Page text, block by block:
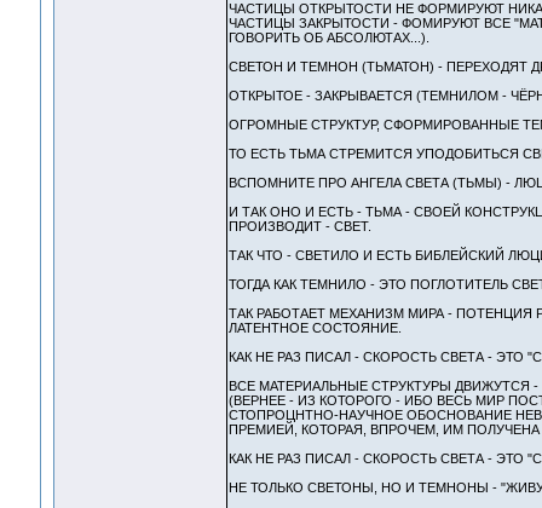
ЧАСТИЦЫ ОТКРЫТОСТИ НЕ ФОРМИРУЮТ
ЧАСТИЦЫ ЗАКРЫТОСТИ - ФОМИРУЮТ ВСЕ
ГОВОРИТЬ ОБ АБСОЛЮТАХ...).
СВЕТОН И ТЕМНОН (ТЬМАТОН) - ПЕРЕХОДЯТ
ОТКРЫТОЕ - ЗАКРЫВАЕТСЯ (ТЕМНИЛОМ -
ОГРОМНЫЕ СТРУКТУР, СФОРМИРОВАННЫЕ
ТО ЕСТЬ ТЬМА СТРЕМИТСЯ УПОДОБИТЬСЯ
ВСПОМНИТЕ ПРО АНГЕЛА СВЕТА (ТЬМЫ) -
И ТАК ОНО И ЕСТЬ - ТЬМА - СВОЕЙ
ПРОИЗВОДИТ - СВЕТ.
ТАК ЧТО - СВЕТИЛО И ЕСТЬ БИБЛЕЙСКИЙ
ТОГДА КАК ТЕМНИЛО - ЭТО ПОГЛОТИТЕЛЬ
ТАК РАБОТАЕТ МЕХАНИЗМ МИРА -
ЛАТЕНТНОЕ СОСТОЯНИЕ.
КАК НЕ РАЗ ПИСАЛ - СКОРОСТЬ СВЕТА - ЭТО
ВСЕ МАТЕРИАЛЬНЫЕ СТРУКТУРЫ ДВИЖУТСЯ
(ВЕРНЕЕ - ИЗ КОТОРОГО - ИБО ВЕСЬ МИР
СТОПРОЦНТНО-НАУЧНОЕ ОБОСНОВАНИЕ
ПРЕМИЕЙ, КОТОРАЯ, ВПРОЧЕМ, ИМ
КАК НЕ РАЗ ПИСАЛ - СКОРОСТЬ СВЕТА - ЭТО
НЕ ТОЛЬКО СВЕТОНЫ, НО И ТЕМНОНЫ -